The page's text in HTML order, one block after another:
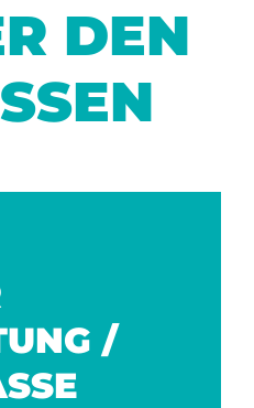
DEN
/